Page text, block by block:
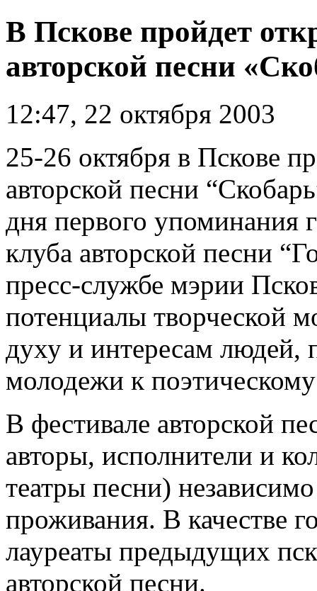
В Пскове пройдет
авторской песни
12:47, 22 октября 2003
25-26 октября в Пскове
авторской песни
дня первого упоминания
клуба авторской песни
пресс-службе мэрии
потенциалы творческой
духу и интересам
молодежи к
В фестивале авторской
авторы, исполнители и
театры песни)
проживания. В качестве
лауреаты предыдущих
авторской песни.